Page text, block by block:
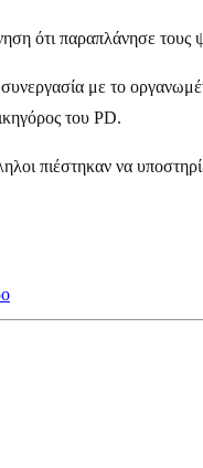
ότι παραπλάνησε
με το
του PD.
πιέστηκαν να